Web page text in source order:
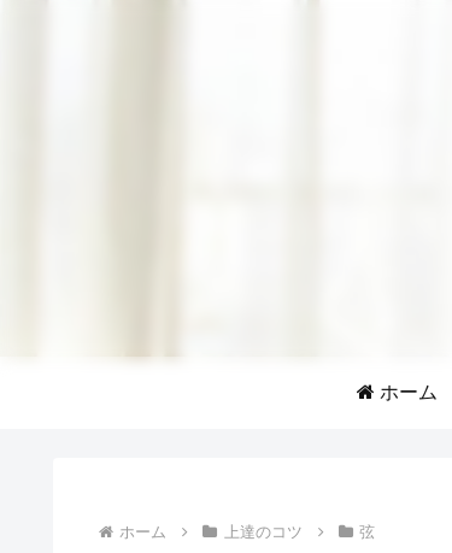
ホーム
ホーム 上達のコツ 弦